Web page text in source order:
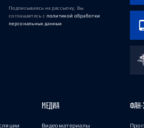
Подписываясь на рассылку, Вы
соглашаетесь с политикой обработки
персональных данных
МЕДИА
Видеоматериалы
ФАН-